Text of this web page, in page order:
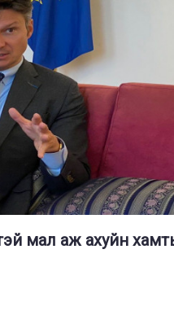
мал аж ахуйн